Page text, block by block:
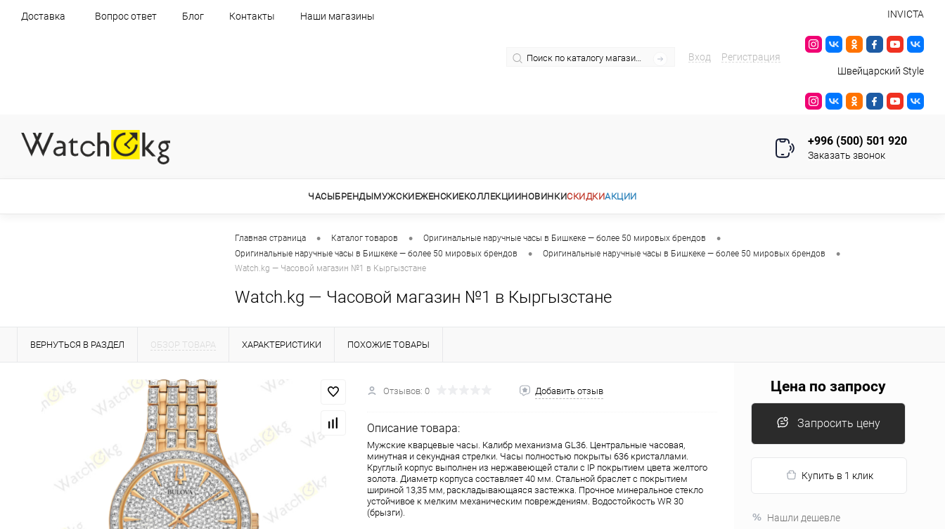
Доставка Вопрос ответ Блог Контакты Наши магазины
Вход Регистрация
INVICTA
Швейцарский Style
+996 (500) 501 920
Заказать звонок
ЧАСЫБРЕНДЫМУЖСКИЕЖЕНСКИЕКОЛЛЕКЦИИНОВИНКИСКИДКИАКЦИИ
Главная страница • Каталог товаров • Оригинальные наручные часы в Бишкеке — более 50 мировых брендов •
Оригинальные наручные часы в Бишкеке — более 50 мировых брендов • Оригинальные наручные часы в Бишкеке — более 50 мировых брендов •
Watch.kg — Часовой магазин №1 в Кыргызстане
Watch.kg — Часовой магазин №1 в Кыргызстане
ВЕРНУТЬСЯ В РАЗДЕЛ ОБЗОР ТОВАРА ХАРАКТЕРИСТИКИ ПОХОЖИЕ ТОВАРЫ
Отзывов: 0 Добавить отзыв
Описание товара:
Мужские кварцевые часы. Калибр механизма GL36. Центральные часовая,
минутная и секундная стрелки. Часы полностью покрыты 636 кристаллами.
Круглый корпус выполнен из нержавеющей стали с IP покрытием цвета желтого
золота. Диаметр корпуса составляет 40 мм. Стальной браслет с покрытием
шириной 13,35 мм, раскладывающаяся застежка. Прочное минеральное стекло
устойчивое к мелким механическим повреждениям. Водостойкость WR 30
(брызги).
Цена по запросу
Запросить цену
Купить в 1 клик
Нашли дешевле